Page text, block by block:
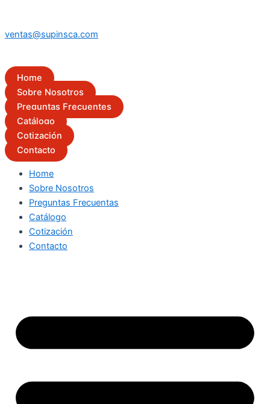
ventas@supinsca.com
Home
Sobre Nosotros
Preguntas Frecuentes
Catálogo
Cotización
Contacto
Home
Sobre Nosotros
Preguntas Frecuentas
Catálogo
Cotización
Contacto